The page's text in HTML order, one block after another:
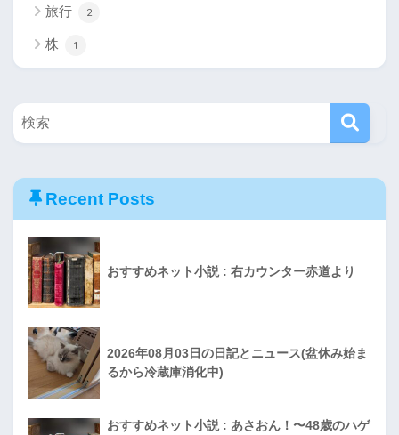
旅行 2
株 1
Recent Posts
おすすめネット小説 : 右カウンター赤道より
2026年08月03日の日記とニュース(盆休み始ま
るから冷蔵庫消化中)
おすすめネット小説 : あさおん！〜48歳のハゲ